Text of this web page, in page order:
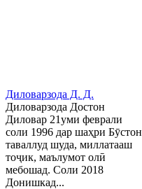
Диловарзода Д. Д.
Диловарзода Достон
Диловар 21уми феврали
соли 1996 дар шаҳри Бӯстон
таваллуд шуда, миллатааш
тоҷик, маълумот олӣ
мебошад. Соли 2018
Донишкад...